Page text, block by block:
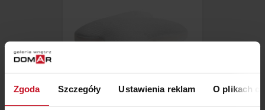
Zgoda Szczegóły Ustawienia reklam O plikach